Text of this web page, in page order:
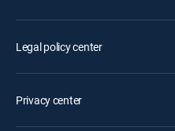
Legal policy center
Privacy center